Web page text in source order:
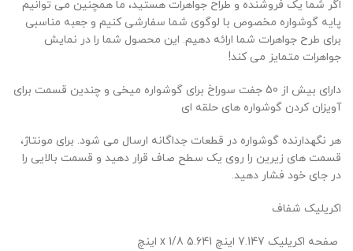
اگر شما یک فروشنده و طراح جواهرات هستید، ما همچنین می توانیم
پایه گوشواره مخصوص با لوگوی شما سفارشی کنیم و جعبه مناسبی
برای طرح جواهرات شما ارائه دهیم. این محصول شما را در نمایش
جواهرات متمایز می کند!
دارای بیش از 50 جفت سوراخ برای گوشواره میخی و چندین قسمت برای
آویزان کردن گوشواره های حلقه ای
هر نگهدارنده گوشواره در قطعات جداگانه ارسال می شود. برای مونتاژ،
قسمت های زیرین را روی یک سطح صاف قرار دهید و قسمت بالایی را
در جای خود فشار دهید.
اکریلیک شفاف
صفحه اکریلیک 7.147 اینچ 5.641 x 1/8 اینچ